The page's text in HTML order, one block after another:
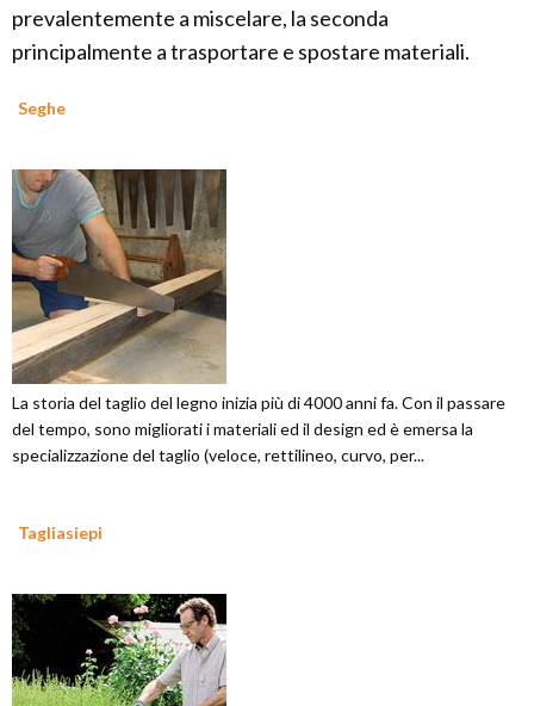
prevalentemente a miscelare, la seconda
principalmente a trasportare e spostare materiali.
Seghe
La storia del taglio del legno inizia più di 4000 anni fa. Con il passare
del tempo, sono migliorati i materiali ed il design ed è emersa la
specializzazione del taglio (veloce, rettilineo, curvo, per...
Tagliasiepi